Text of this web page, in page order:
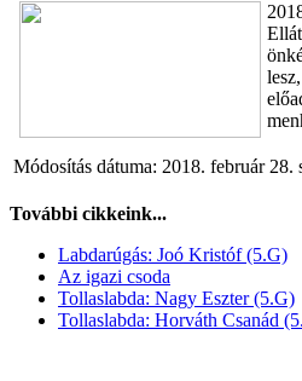
Módosítás dátuma: 2018. február 28.
További cikkeink...
Labdarúgás: Joó Kristóf (5.G)
Az igazi csoda
Tollaslabda: Nagy Eszter (5.G)
Tollaslabda: Horváth Csanád